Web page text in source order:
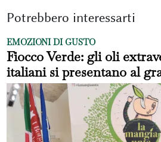
Potrebbero interessarti
EMOZIONI DI GUSTO
Fiocco Verde: gli oli
italiani si presentano al